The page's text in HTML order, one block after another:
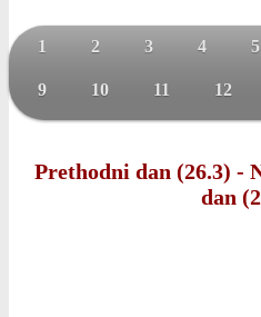
1 2 3 4 5
9 10 11 12
Prethodni dan (26.3) -
dan